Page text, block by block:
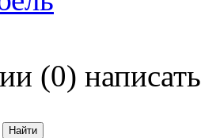
(0) написать